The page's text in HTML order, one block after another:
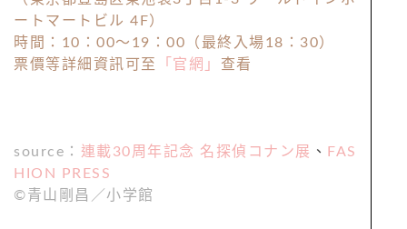
ートマートビル 4F）
時間：10：00～19：00（最終入場18：30）
票價等詳細資訊可至
「官網」 查看
source： 連載30周年記念 名探偵コナン展 、
FAS
HION PRESS
©青山剛昌／小学館